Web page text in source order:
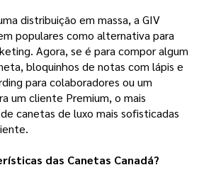
distribuição em massa, a GIV
populares como alternativa para
Agora, se é para compor algum
bloquinhos de notas com lápis e
para colaboradores ou um
um cliente Premium, o mais
canetas de luxo mais sofisticadas
das Canetas Canadá?